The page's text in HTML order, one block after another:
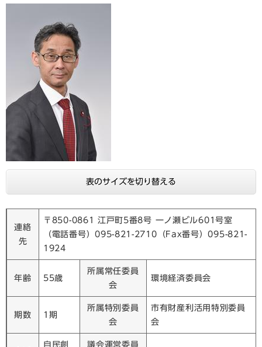
表のサイズを切り替える
連絡
先
〒850-0861 江戸町5番8号 一ノ瀬ビル601号室
（電話番号）095-821-2710（Fax番号）095-821-
1924
年齢 55歳
所属常任委員
会
環境経済委員会
期数 1期
所属特別委員
会
市有財産利活用特別委員
会
自民創
議会運営委員